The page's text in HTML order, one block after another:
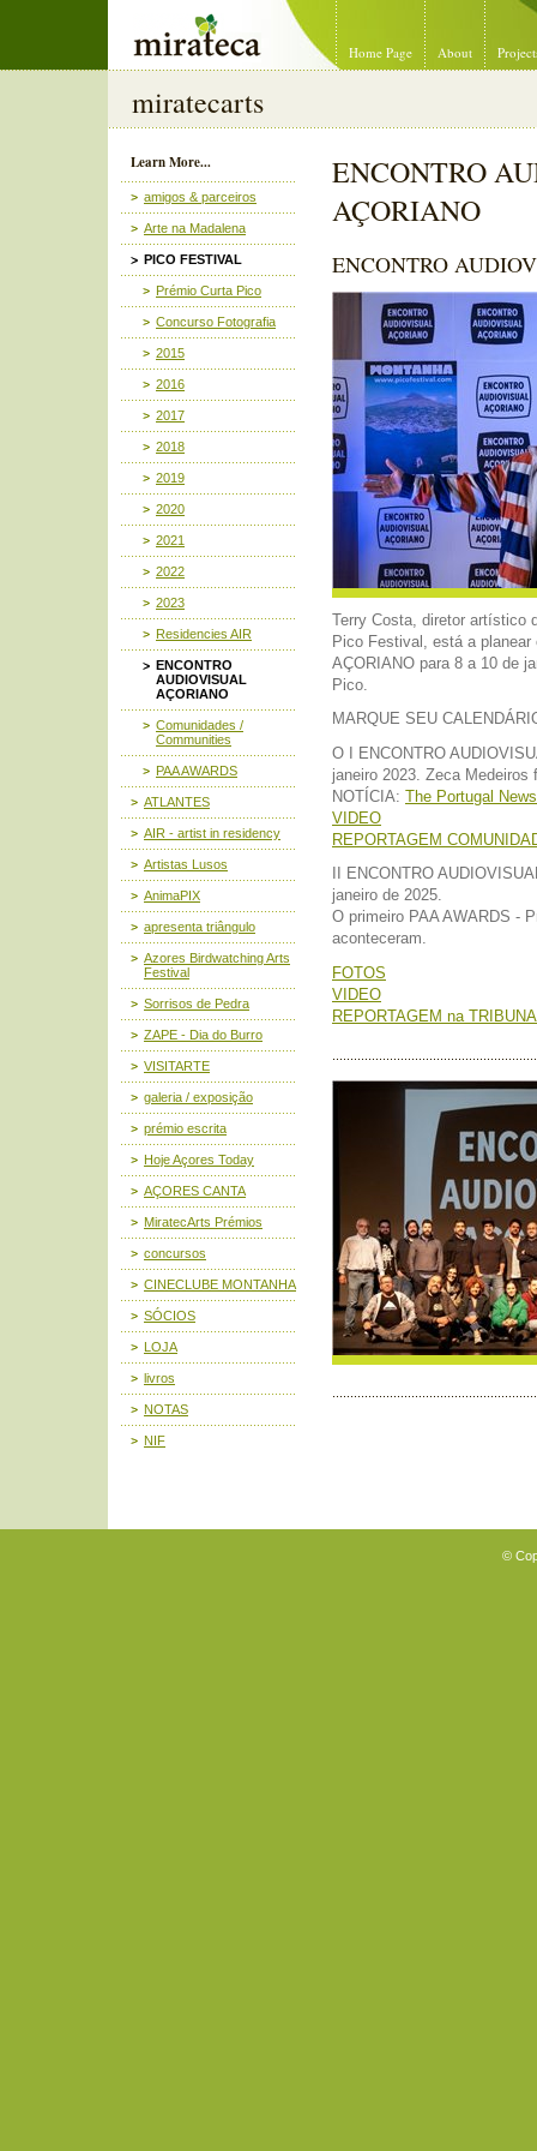
Home Page About
miratecarts
Learn More...
amigos & parceiros
Arte na Madalena
PICO FESTIVAL
Prémio Curta Pico
Concurso Fotografia
2015
2016
2017
2018
2019
2020
2021
2022
2023
Residencies AIR
ENCONTRO
AUDIOVISUAL
AÇORIANO
Comunidades /
Communities
PAA AWARDS
ATLANTES
AIR - artist in residency
Artistas Lusos
AnimaPIX
apresenta triângulo
Azores Birdwatching Arts
Festival
Sorrisos de Pedra
ZAPE - Dia do Burro
VISITARTE
galeria / exposição
prémio escrita
Hoje Açores Today
AÇORES CANTA
MiratecArts Prémios
concursos
CINECLUBE MONTANHA
SÓCIOS
LOJA
livros
NOTAS
NIF
ENCONTRO
AÇORIANO
ENCONTRO
Terry Costa, diretor artístico
Pico Festival, está a
AÇORIANO para 8 a 10 de
Pico.
MARQUE SEU
O I ENCONTRO
janeiro 2023. Zeca
NOTÍCIA: The Portugal News
VIDEO
REPORTAGEM
II ENCONTRO
janeiro de 2025.
O primeiro PAA AWARDS -
aconteceram.
FOTOS
VIDEO
REPORTAGEM na
©